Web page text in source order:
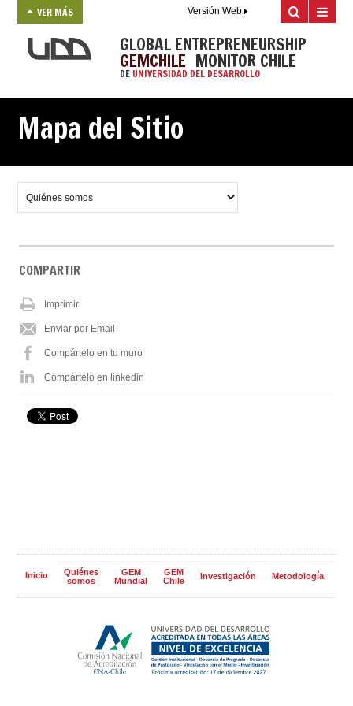
Versión Web
VER MÁS
GLOBAL ENTREPRENEURSHIP
MONITOR CHILE
GEMCHILE
DE UNIVERSIDAD DEL DESARROLLO
Mapa del Sitio
COMPARTIR
Imprimir
Enviar por Email
Compártelo en tu muro
Compártelo en linkedin
Inicio
Quiénes
somos
GEM
Mundial
GEM
Chile
Investigación Metodología